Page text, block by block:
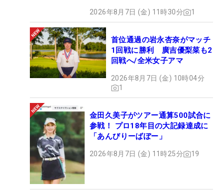
2026年8月7日 (金) 11時30分 1
首位通過の岩永杏奈がマッチ
1回戦に勝利 廣吉優梨菜も2
回戦へ/全米女子アマ
2026年8月7日 (金) 10時04分
1
金田久美子がツアー通算500試合に
参戦！ プロ18年目の大記録達成に
「あんびりーばぼー」
2026年8月7日 (金) 11時25分 19